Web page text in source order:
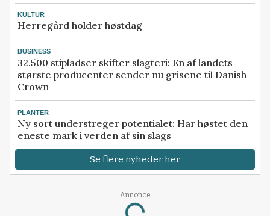
KULTUR
Herregård holder høstdag
BUSINESS
32.500 stipladser skifter slagteri: En af landets
største producenter sender nu grisene til Danish
Crown
PLANTER
Ny sort understreger potentialet: Har høstet den
eneste mark i verden af sin slags
Se flere nyheder her
Annonce